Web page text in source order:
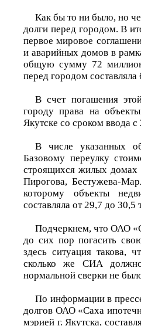
Как бы то ни было, но
долги перед городом. В
первое мировое
и аварийных домов в
общую сумму 72
перед городом
В счет погашения
городу права на
Якутске со сроком ввода с
В числе указанных
Базовому переулку
строящихся жилых домах
Пирогова, Бестужева-
которому объекты
составляла от 29,7 до 30,5
Подчеркнем, что ОАО
до сих пор погасить
здесь ситуация такова,
сколько же СИА
нормальной сверки не
По информации в
долгов ОАО «Саха
мэрией г. Якутска,